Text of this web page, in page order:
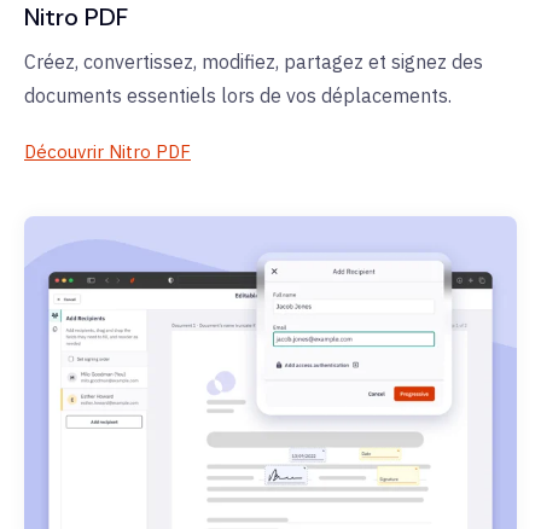
Nitro PDF
Créez, convertissez, modifiez, partagez et signez des
documents essentiels lors de vos déplacements.
Découvrir Nitro PDF